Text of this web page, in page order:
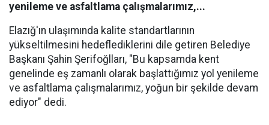
yenileme ve asfaltlama çalışmalarımız,...
Elazığ'ın ulaşımında kalite standartlarının
yükseltilmesini hedeflediklerini dile getiren Belediye
Başkanı Şahin Şerifoğlları, "Bu kapsamda kent
genelinde eş zamanlı olarak başlattığımız yol yenileme
ve asfaltlama çalışmalarımız, yoğun bir şekilde devam
ediyor" dedi.